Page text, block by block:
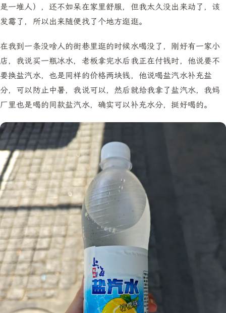
是一堆人），还不如呆在家里舒服，但我太久没出来动了，该
发霉了，所以出来随便找了个地方逛逛。
在我到一条没啥人的街巷里逛的时候水喝没了，刚好有一家小
店，我说买一瓶冰水，老板拿完水后我正在付钱时，他说要不
要换盐汽水，也是同样的价格两块钱，他说喝盐汽水补充盐
分，可以防止中暑，我说可以，然后就给我拿了盐汽水，我妈
厂里也是喝的同款盐汽水，确实可以补充水分，挺好喝的。